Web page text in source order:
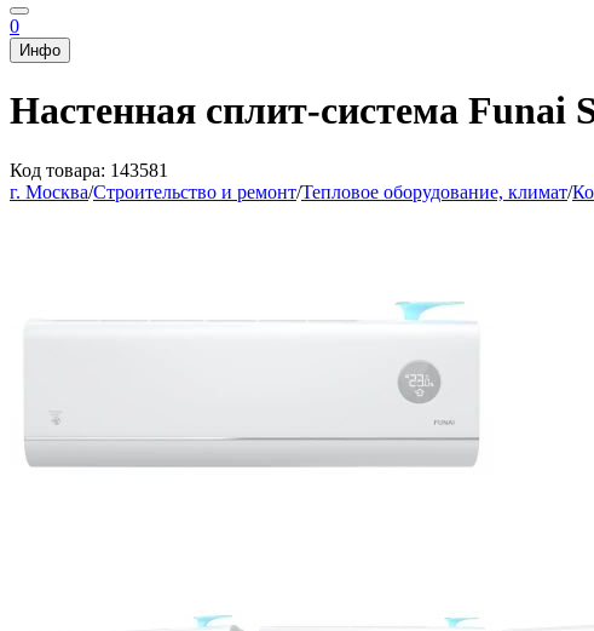
0
Инфо
Настенная сплит-система Funai
Код товара: 143581
г. Москва/Строительство и ремонт/Тепловое оборудование, климат/